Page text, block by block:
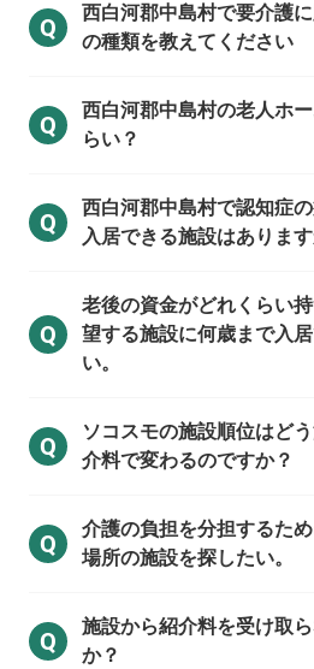
Q
西白河郡中島村で要介護
の種類を教えてください
Q
西白河郡中島村の老人ホ
らい？
Q
西白河郡中島村で認知症
入居できる施設はありま
Q
老後の資金がどれくらい
望する施設に何歳まで入
い。
Q
ソコスモの施設順位はど
介料で変わるのですか？
Q
介護の負担を分担するた
場所の施設を探したい。
Q
施設から紹介料を受け取
か？